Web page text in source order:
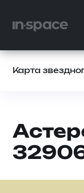
Карта
32906